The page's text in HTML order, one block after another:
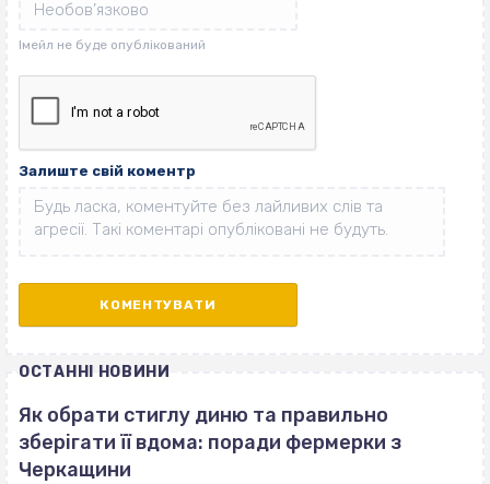
Залиште свій коментр
ОСТАННІ НОВИНИ
Як обрати стиглу диню та правильно
зберігати її вдома: поради фермерки з
Черкащини